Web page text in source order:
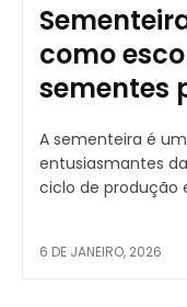
como
sementes
A sementeira é
entusiasmantes
ciclo de produção
6 DE JANEIRO, 2026